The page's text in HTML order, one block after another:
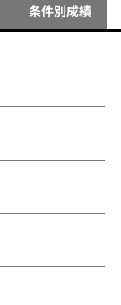
条件別成績